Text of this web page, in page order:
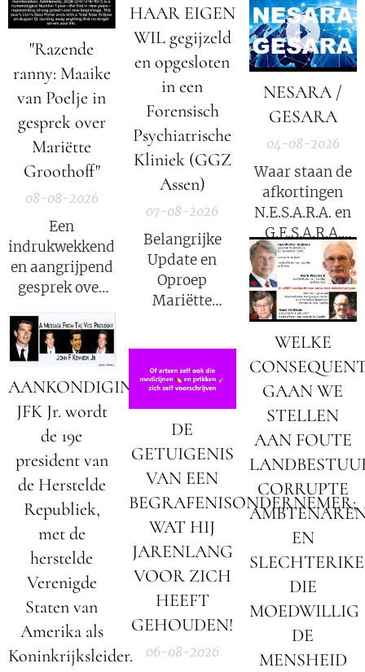
"Razende
ranny: Maaike
van Poelje in
gesprek over
Mariëtte
Groothoff"
08-08-2026
Een
indrukwekkend
en aangrijpend
gesprek over
Mariëtte
Groothoff.
HAAR EIGEN
WIL gegijzeld
en opgesloten
in een
Forensisch
Psychiatrische
Kliniek (GGZ
Assen)
07-08-2026
Belangrijke
Update en
Oproep
Mariëtte
Elisabeth
Kübler-Ross
legt uit.
AANKONDIGING:
JFK Jr. wordt
de 19e
president van
de Herstelde
Republiek,
met de
herstelde
Verenigde
Staten van
Amerika als
Koninkrijksleider.
DE
GETUIGENIS
VAN EEN
BEGRAFENISONDERNEMER;
WAT HIJ
JARENLANG
VOOR ZICH
HEEFT
GEHOUDEN!
06-08-2026
NESARA /
GESARA
04-08-2026
Waar staan de
afkortingen
N.E.S.A.R.A. en
G.E.S.A.R.A.
voor?
WELKE
GAAN WE
STELLEN
AAN FOUTE
CORRUPTE
EN
DIE
MOEDWILLIG
DE
MENSHEID